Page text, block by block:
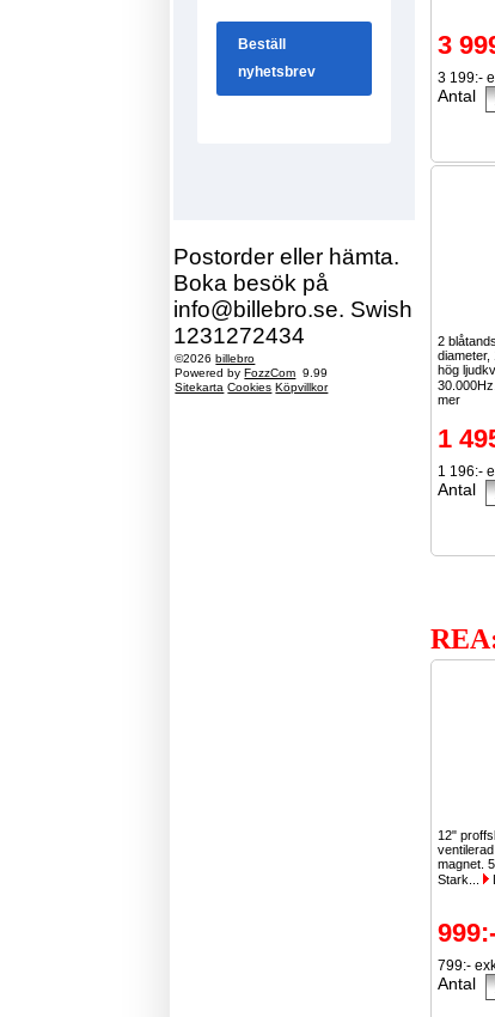
Postorder eller hämta.
Boka besök på
info@billebro.se. Swish
1231272434
©2026billebro
Powered byFozzCom 9.99
Sitekarta Cookies Köpvillkor
3
3 199:-
Antal
2
diameter,
hög
mer
1
1 196:-
Antal
12"
magnet.
Stark...
799:-
Antal